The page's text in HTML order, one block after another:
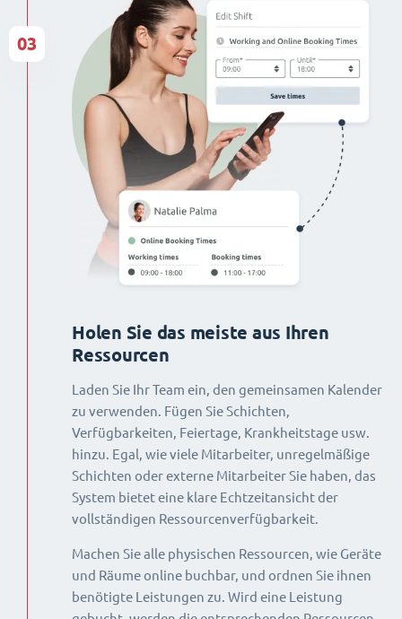
Holen Sie das meiste aus Ihren
Ressourcen
Laden Sie Ihr Team ein, den gemeinsamen Kalender
zu verwenden. Fügen Sie Schichten,
Verfügbarkeiten, Feiertage, Krankheitstage usw.
hinzu. Egal, wie viele Mitarbeiter, unregelmäßige
Schichten oder externe Mitarbeiter Sie haben, das
System bietet eine klare Echtzeitansicht der
vollständigen Ressourcenverfügbarkeit.
Machen Sie alle physischen Ressourcen, wie Geräte
und Räume online buchbar, und ordnen Sie ihnen
benötigte Leistungen zu. Wird eine Leistung
03